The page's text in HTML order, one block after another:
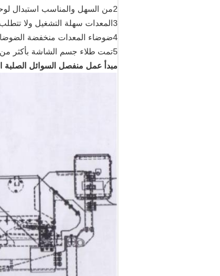
2من السهل والمناسب استبدال لوحة الشاشة عن طريق طرد الكتلة المدمجة وإعادة الضغط عليها بعد الاستبدال.
3المعدات سهلة التشغيل ولا تتطلب صيانة يومية.
4ضوضاء المعدات منخفضة الضوضاء أقل من 75 ديسيبل من مسافة متر واحد من المصفاة الاهتزازية
5تمت طلاء جسم الشاشة بأكثر من طبقتين من الطلاء الوقائي من الراتنج الايبوكسي.
مبدأ عمل منفصل السوائل الصلبة